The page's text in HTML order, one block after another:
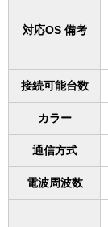
対応OS 備考
接続可能台数
カラー
通信方式
電波周波数